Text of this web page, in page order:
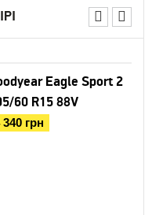
Eagle Sport 2
60 R15 88V
340 грн